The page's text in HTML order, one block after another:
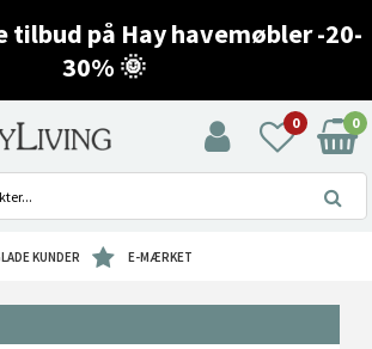
tilbud på Hay havemøbler -20-
30% 🌞
0 0
KUNDER E-MÆRKET